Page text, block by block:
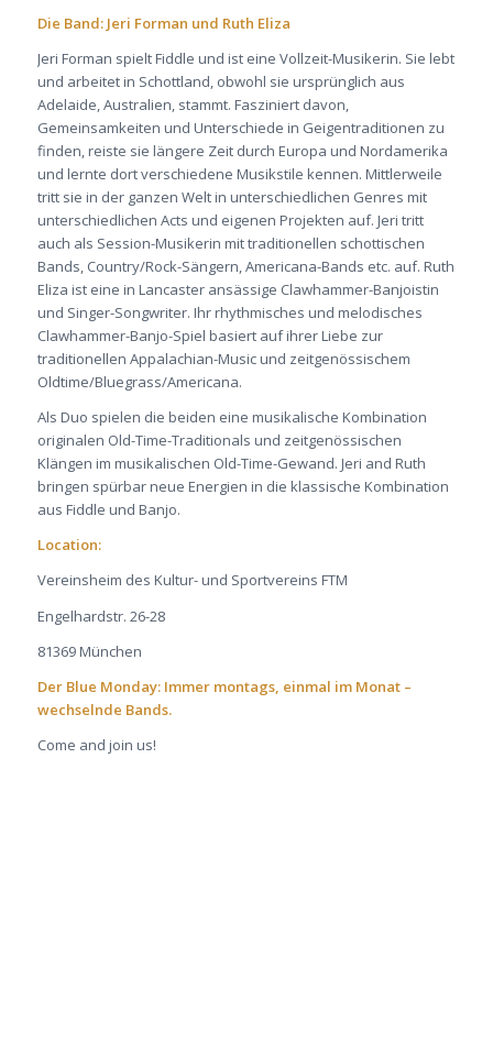
Die Band: Jeri Forman und Ruth Eliza
Jeri Forman spielt Fiddle und ist eine Vollzeit-Musikerin. Sie lebt
und arbeitet in Schottland, obwohl sie ursprünglich aus
Adelaide, Australien, stammt. Fasziniert davon,
Gemeinsamkeiten und Unterschiede in Geigentraditionen zu
finden, reiste sie längere Zeit durch Europa und Nordamerika
und lernte dort verschiedene Musikstile kennen. Mittlerweile
tritt sie in der ganzen Welt in unterschiedlichen Genres mit
unterschiedlichen Acts und eigenen Projekten auf. Jeri tritt
auch als Session-Musikerin mit traditionellen schottischen
Bands, Country/Rock-Sängern, Americana-Bands etc. auf. Ruth
Eliza ist eine in Lancaster ansässige Clawhammer-Banjoistin
und Singer-Songwriter. Ihr rhythmisches und melodisches
Clawhammer-Banjo-Spiel basiert auf ihrer Liebe zur
traditionellen Appalachian-Music und zeitgenössischem
Oldtime/Bluegrass/Americana.
Als Duo spielen die beiden eine musikalische Kombination
originalen Old-Time-Traditionals und zeitgenössischen
Klängen im musikalischen Old-Time-Gewand. Jeri and Ruth
bringen spürbar neue Energien in die klassische Kombination
aus Fiddle und Banjo.
Location:
Vereinsheim des Kultur- und Sportvereins FTM
Engelhardstr. 26-28
81369 München
Der Blue Monday: Immer montags, einmal im Monat –
wechselnde Bands.
Come and join us!